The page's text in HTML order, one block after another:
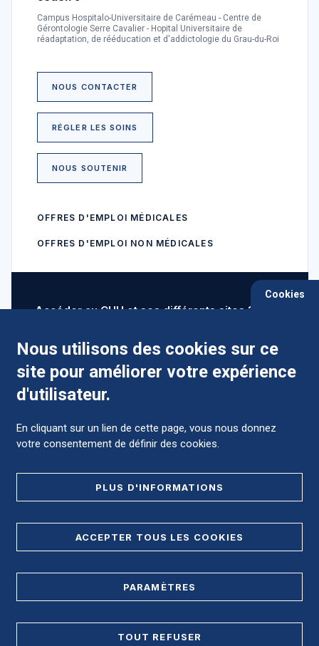
Campus Hospitalo-Universitaire de Carémeau - Centre de
Gérontologie Serre Cavalier - Hopital Universitaire de
réadaptation, de rééducation et d'addictologie du Grau-du-Roi
NOUS CONTACTER
RÉGLER LES SOINS
NOUS SOUTENIR
OFFRES D'EMPLOI MÉDICALES
OFFRES D'EMPLOI NON MÉDICALES
Accéder au CHU et ses différents sites ?
Comment préparer mon hospitalisation ?
PLAN DE SITE
Cookies
Nous utilisons des cookies sur ce
site pour améliorer votre expérience
d'utilisateur.
En cliquant sur un lien de cette page, vous nous donnez
votre consentement de définir des cookies.
PLUS D'INFORMATIONS
ACCEPTER TOUS LES COOKIES
PARAMÈTRES
TOUT REFUSER